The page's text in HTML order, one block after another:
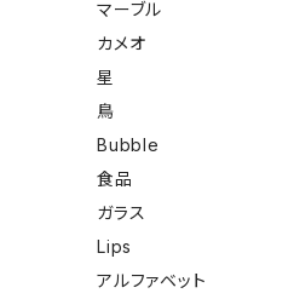
マーブル
カメオ
星
鳥
Bubble
食品
ガラス
Lips
アルファベット